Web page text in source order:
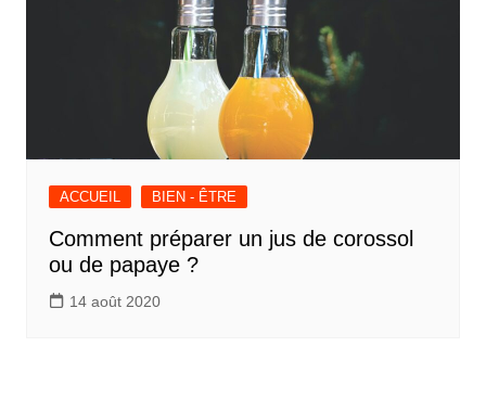
ACCUEIL BIEN - ÊTRE
Comment préparer un jus de corossol
ou de papaye ?
14 août 2020